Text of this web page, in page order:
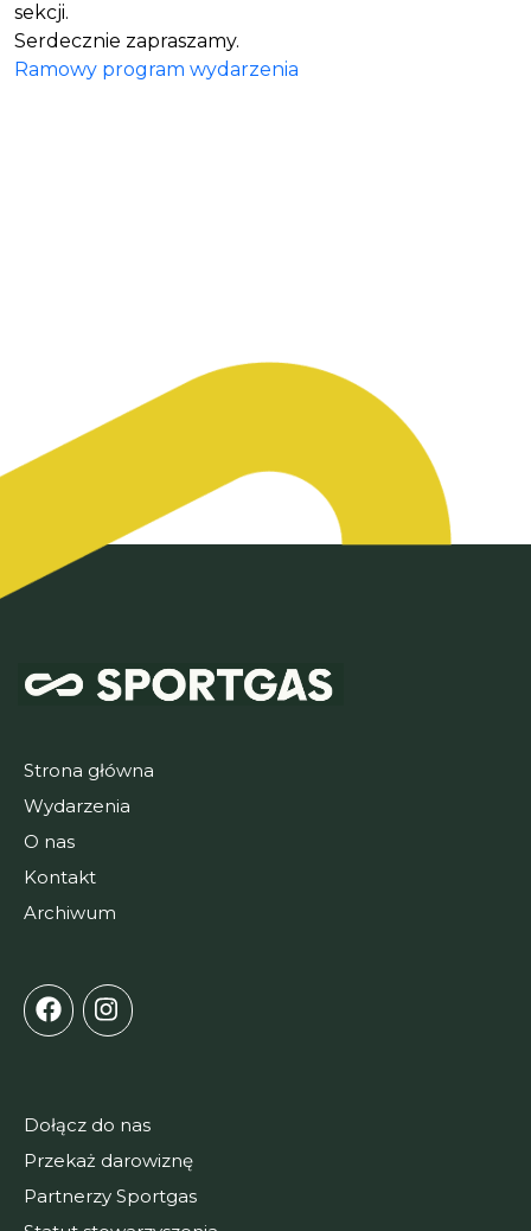
sekcji.
Serdecznie zapraszamy.
Ramowy program wydarzenia
Strona główna
Wydarzenia
O nas
Kontakt
Archiwum
Dołącz do nas
Przekaż darowiznę
Partnerzy Sportgas